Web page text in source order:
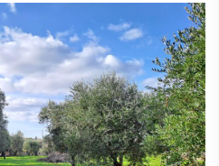
APPARTAMENTI
CON BOX
APPARTAMENTI
VICINO
ALLA
METROPOLITANA
VILLETTE